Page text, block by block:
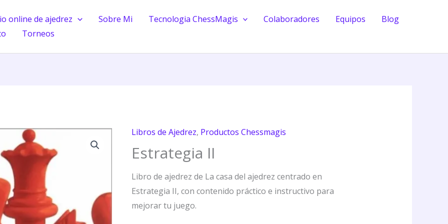
online de ajedrez Sobre Mi Tecnologia ChessMagis Colaboradores Equipos
Blog
Torneos
Libros de Ajedrez, Productos Chessmagis
Estrategia II
Libro de ajedrez de La casa del ajedrez centrado en
Estrategia II, con contenido práctico e instructivo para
mejorar tu juego.
Estrategia
II